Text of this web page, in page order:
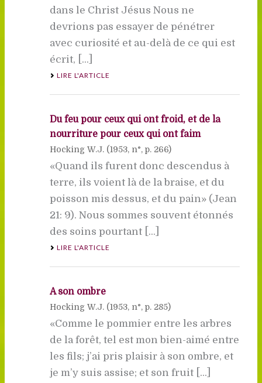
dans le Christ Jésus Nous ne
devrions pas essayer de pénétrer
avec curiosité et au-delà de ce qui est
écrit, [...]
LIRE L'ARTICLE
Du feu pour ceux qui ont froid, et de la
nourriture pour ceux qui ont faim
Hocking W.J. (1953, n°, p. 266)
«Quand ils furent donc descendus à
terre, ils voient là de la braise, et du
poisson mis dessus, et du pain» (Jean
21: 9). Nous sommes souvent étonnés
des soins pourtant [...]
LIRE L'ARTICLE
A son ombre
Hocking W.J. (1953, n°, p. 285)
«Comme le pommier entre les arbres
de la forêt, tel est mon bien-aimé entre
les fils; j’ai pris plaisir à son ombre, et
je m’y suis assise; et son fruit [...]